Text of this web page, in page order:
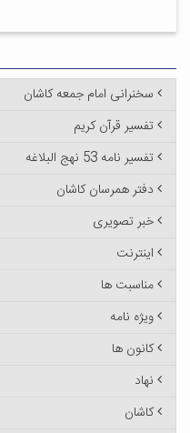
سخنرانی امام جمعه کاشان
تفسیر قرآن کریم
تفسیر نامه 53 نهج البلاغه
دفتر همرسان کاشان
خبر تصویری
اینترنت
مناسبت ها
ویژه نامه
کانون ها
نهاد
کاشان